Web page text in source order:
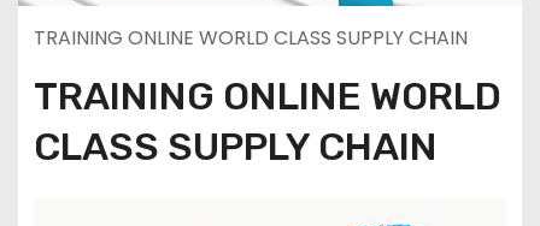
TRAINING ONLINE WORLD CLASS SUPPLY CHAIN
TRAINING ONLINE WORLD
CLASS SUPPLY CHAIN